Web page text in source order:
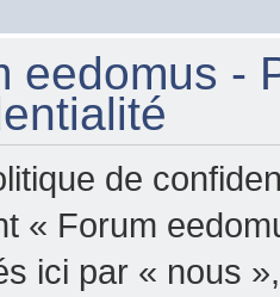
eedomus -
de
« Forum
ici par « nous